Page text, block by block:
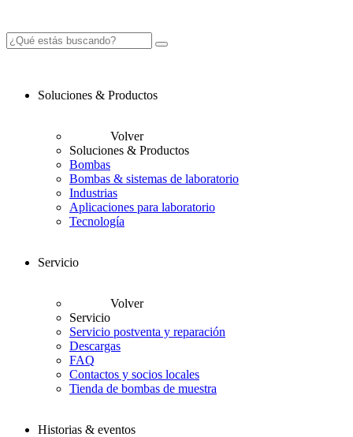
Soluciones & Productos
Volver
Soluciones & Productos
Bombas
Bombas & sistemas de laboratorio
Industrias
Aplicaciones para laboratorio
Tecnología
Servicio
Volver
Servicio
Servicio postventa y reparación
Descargas
FAQ
Contactos y socios locales
Tienda de bombas de muestra
Historias & eventos